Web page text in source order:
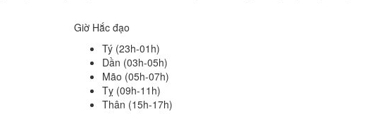
Giờ Hắc đạo
Tý (23h-01h)
Dần (03h-05h)
Mão (05h-07h)
Tỵ (09h-11h)
Thân (15h-17h)